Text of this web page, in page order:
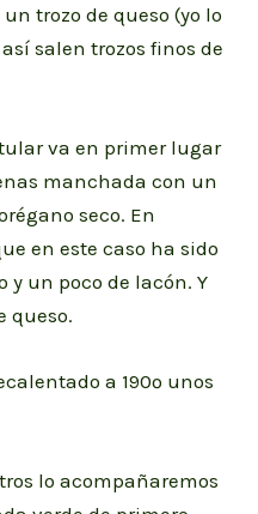
trozo de queso (yo lo
salen trozos finos de
va en primer lugar
manchada con un
seco. En
en este caso ha sido
y un poco de lacón. Y
queso.
a 190º unos
lo acompañaremos